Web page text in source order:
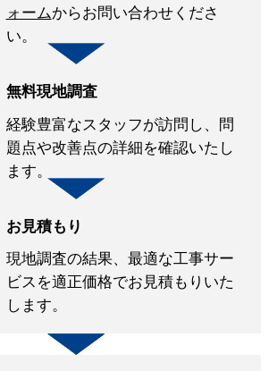
ォームからお問い合わせくださ
い。
無料現地調査
経験豊富なスタッフが訪問し、問
題点や改善点の詳細を確認いたし
ます。
お見積もり
現地調査の結果、最適な工事サー
ビスを適正価格でお見積もりいた
します。